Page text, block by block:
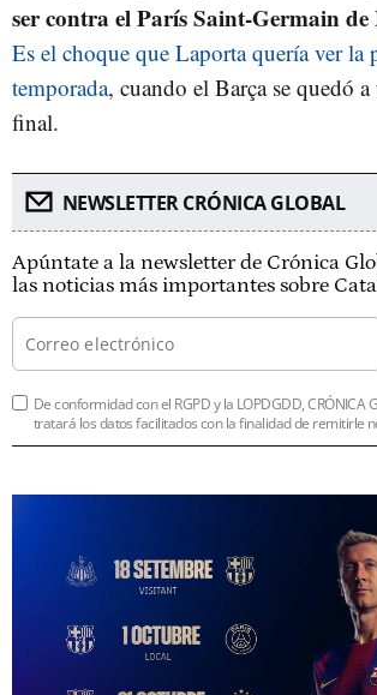
ser contra el París Saint-Germain
Es el choque que Laporta quería ver la
temporada, cuando el Barça se quedó
final.
NEWSLETTER CRÓNICA GLOBAL
Apúntate a la newsletter de Crónica
las noticias más importantes sobre
De conformidad con el RGPD y la LOPDGDD, CRÓNICA
tratará los datos facilitados con la finalidad de remitirle